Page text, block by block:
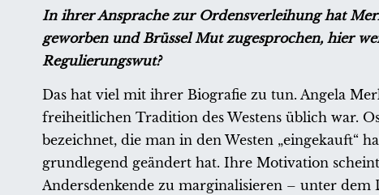
In ihrer Ansprache zur Ordensverleihung hat
geworben und Brüssel Mut zugesprochen, hier
Regulierungswut?
Das hat viel mit ihrer Biografie zu tun. Angela
freiheitlichen Tradition des Westens üblich war.
bezeichnet, die man in den Westen „eingekauft“
grundlegend geändert hat. Ihre Motivation
Andersdenkende zu marginalisieren – unter dem